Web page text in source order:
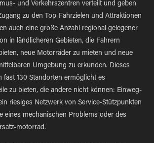
und Verkehrszentren verteilt und geben
zu den Top-Fahrzielen und Attraktionen
auch eine große Anzahl regional gelegener
in ländlicheren Gebieten, die Fahrern
neue Motorräder zu mieten und neue
Umgebung zu erkunden. Dieses
fast 130 Standorten ermöglicht es
zu bieten, die andere nicht können: Einweg-
riesiges Netzwerk von Service-Stützpunkten
eines mechanischen Problems oder des
motorrad.